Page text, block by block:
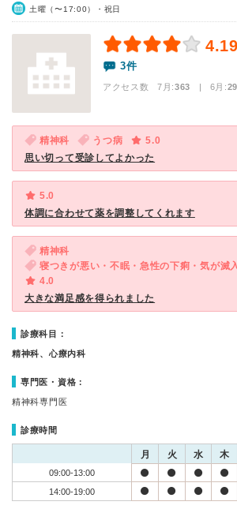
土曜（〜17:00）・祝日
4.19
3件
アクセス数 7月:363 | 6月:
精神科 うつ病
5.0
思い切って受診してよかった
5.0
体調に合わせて薬を調整してくれます
精神科
寝つきが悪い・不眠・急性の下痢・気が滅
4.0
大きな満足感を得られました
診療科目：
精神科、心療内科
専門医・資格：
精神科専門医
診療時間
月 火 水 木
09:00-13:00
14:00-19:00